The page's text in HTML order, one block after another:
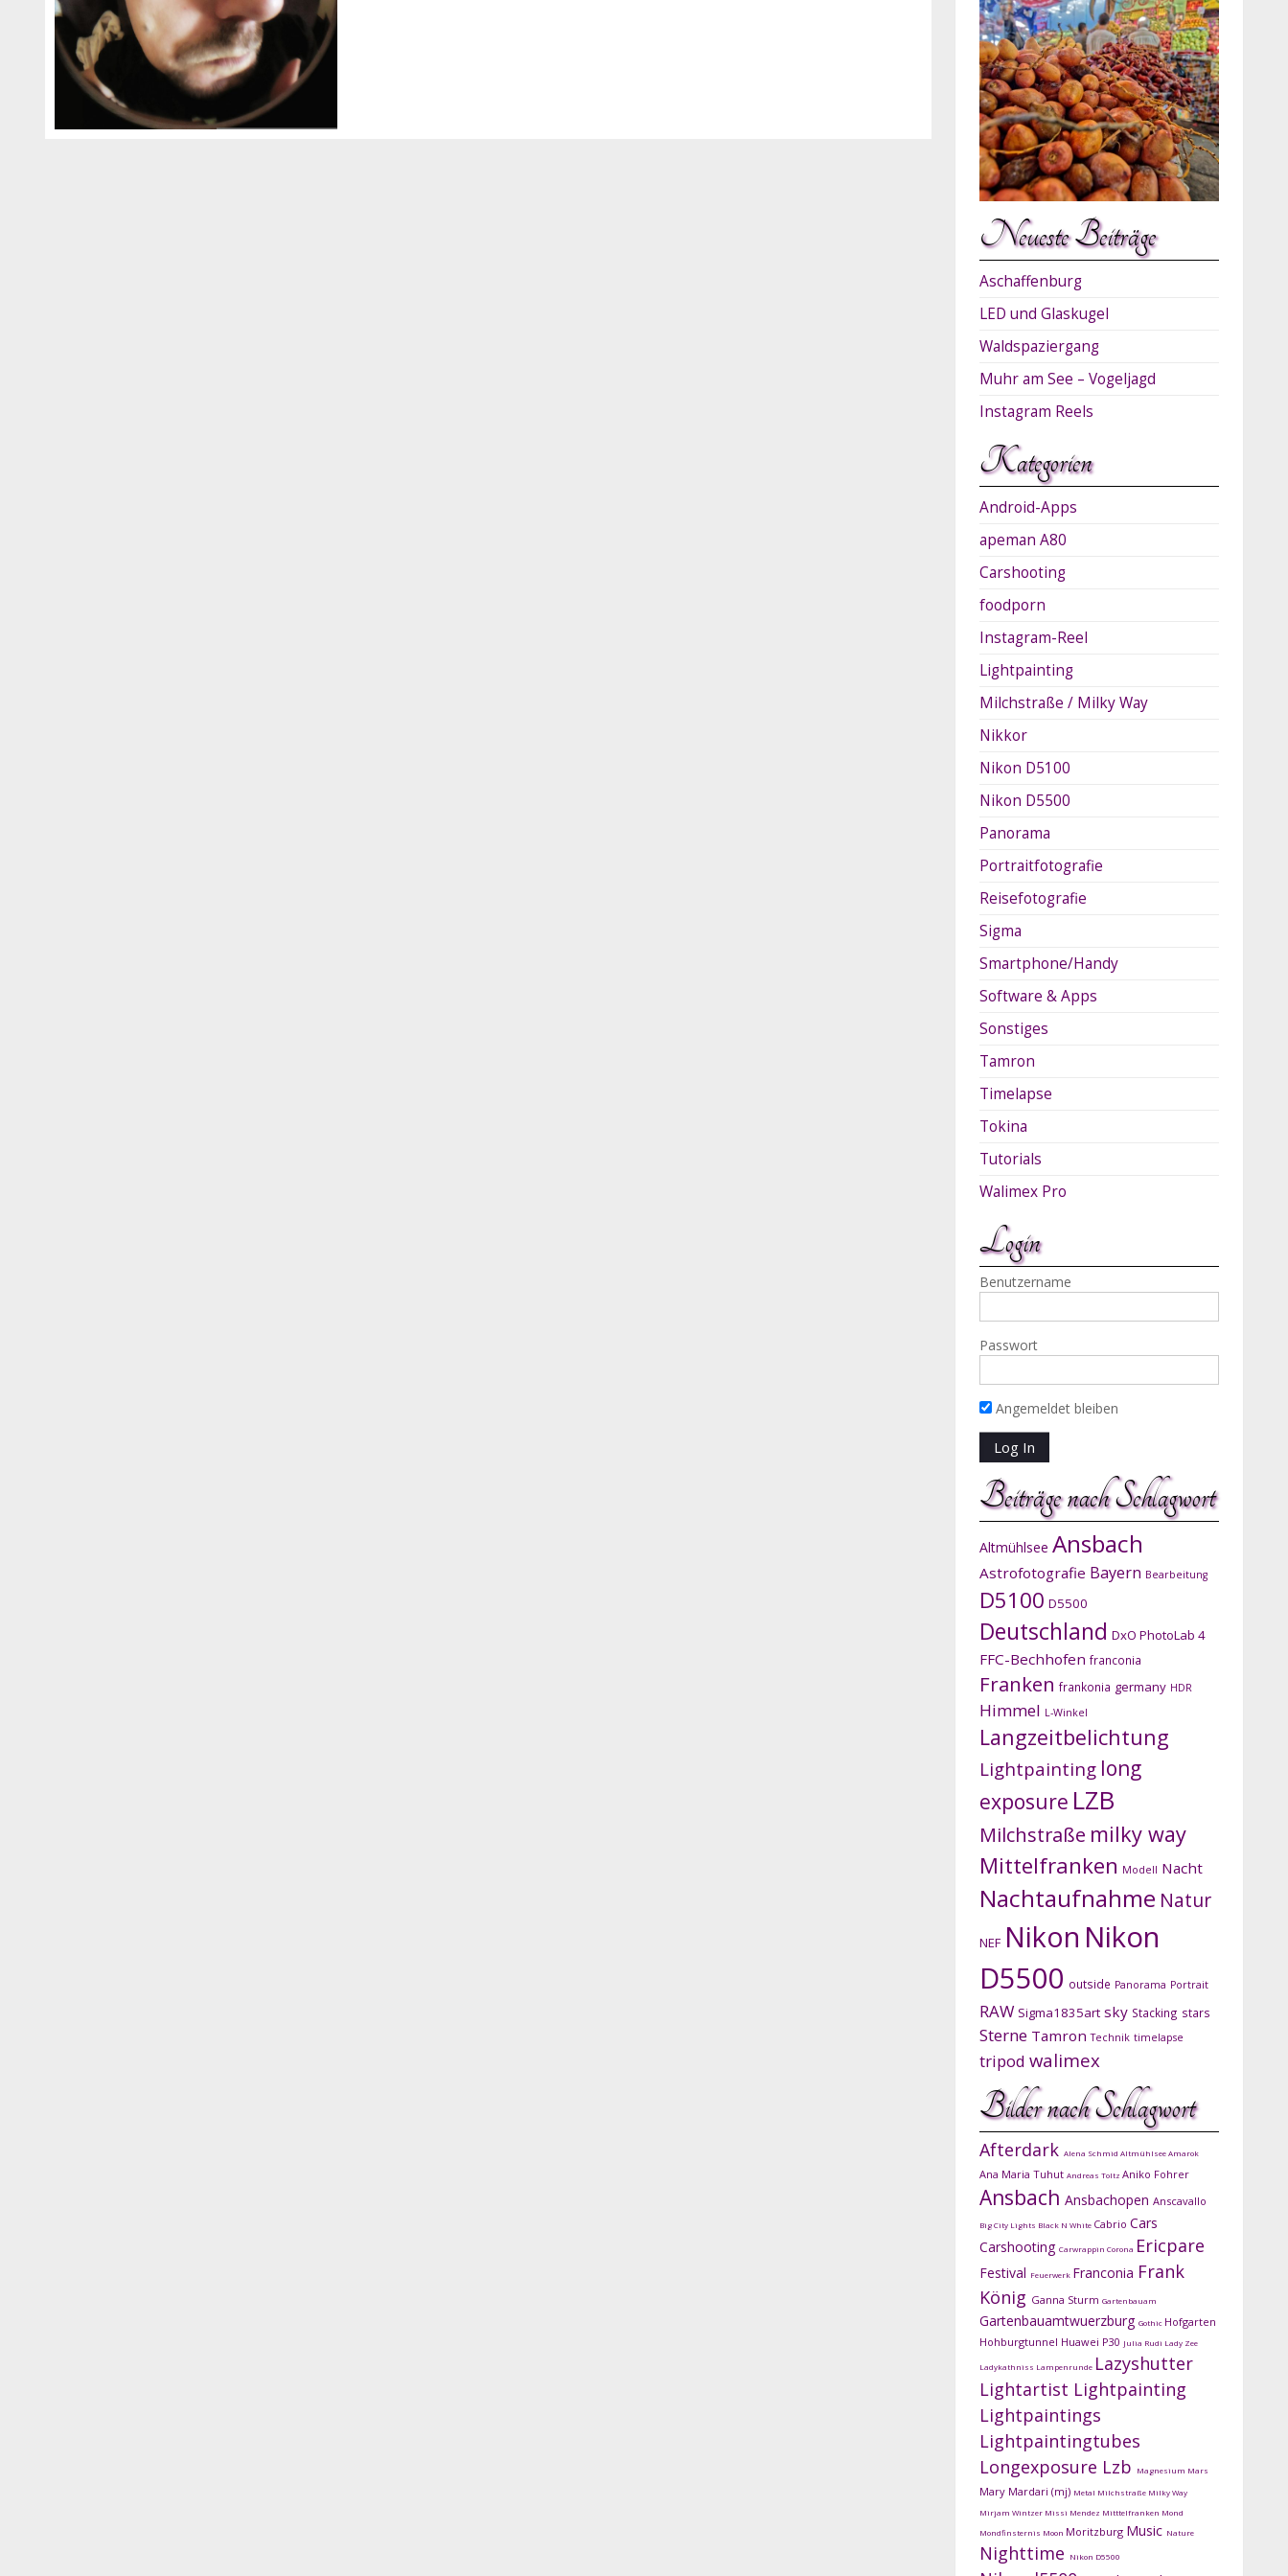
Neueste Beiträge
Aschaffenburg
LED und Glaskugel
Waldspaziergang
Muhr am See – Vogeljagd
Instagram Reels
Kategorien
Android-Apps
apeman A80
Carshooting
foodporn
Instagram-Reel
Lightpainting
Milchstraße / Milky Way
Nikkor
Nikon D5100
Nikon D5500
Panorama
Portraitfotografie
Reisefotografie
Sigma
Smartphone/Handy
Software & Apps
Sonstiges
Tamron
Timelapse
Tokina
Tutorials
Walimex Pro
Login
Benutzername
Passwort
Angemeldet bleiben
Beiträge nach Schlagwort
Altmühlsee Ansbach
Astrofotografie Bayern Bearbeitung
D5100 D5500
Deutschland DxO PhotoLab 4
FFC-Bechhofen franconia
Franken frankonia germany HDR
Himmel L-Winkel
Langzeitbelichtung
Lightpainting long
exposure LZB
Milchstraße milky way
Mittelfranken Modell Nacht
Nachtaufnahme Natur
NEF Nikon Nikon
D5500 outside Panorama Portrait
RAW Sigma1835art sky Stacking stars
Sterne Tamron Technik timelapse
tripod walimex
Bilder nach Schlagwort
Afterdark Alena Schmid AltmühlseeAmarok
Ana Maria Tuhut Andreas Toltz Aniko Fohrer
Ansbach Ansbachopen Anscavallo
Big City Lights Black N White Cabrio Cars
Carshooting Carwrappin Corona Ericpare
Festival Feuerwerk Franconia Frank
König Ganna Sturm Gartenbauam
Gartenbauamtwuerzburg Gothic Hofgarten
Hohburgtunnel Huawei P30 Julia Rudi Lady Zee
Ladykathniss Lampenrunde Lazyshutter
Lightartist Lightpainting
Lightpaintings
Lightpaintingtubes
Longexposure Lzb Magnesium Mars
Mary Mardari (mj) Metal Milchstraße Milky Way
Mirjam Wintzer Missi Mendez Mitttelfranken Mond
Mondfinsternis Moon Moritzburg Music Nature
Nighttime Nikon D5500